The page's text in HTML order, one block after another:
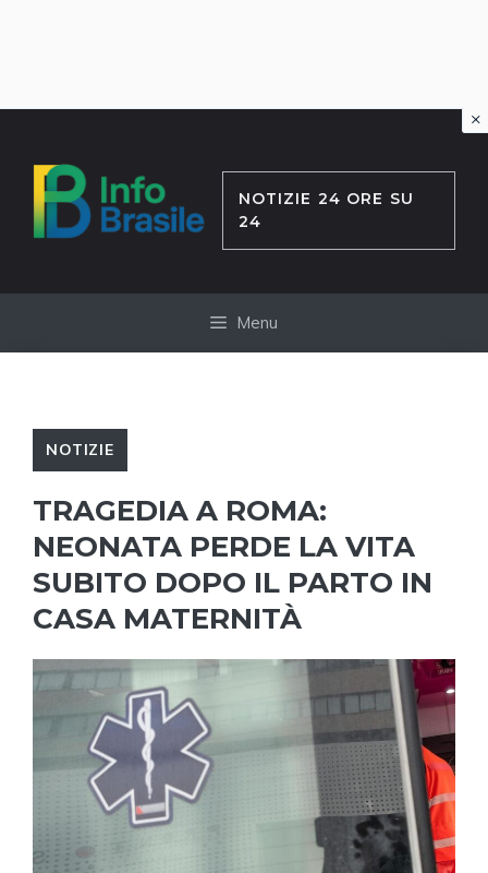
contenuto
NOTIZIE 24 ORE SU
24
Menu
NOTIZIE
TRAGEDIA A ROMA:
NEONATA PERDE LA VITA
SUBITO DOPO IL PARTO IN
CASA MATERNITÀ
×